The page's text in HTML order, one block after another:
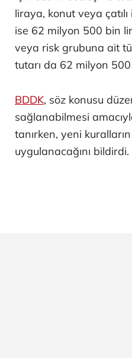
liraya, konut veya
ise 62 milyon 500 bin
veya risk grubuna ait
tutarı da 62 milyon 500
BDDK, söz konusu
sağlanabilmesi
tanırken, yeni
uygulanacağını bildirdi.